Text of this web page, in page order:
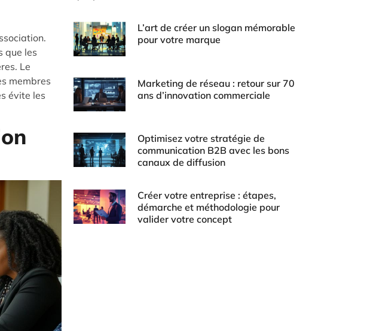
que les
Le
membres
évite les
L’art de créer un slogan mémorable
pour votre marque
Marketing de réseau : retour sur 70
ans d’innovation commerciale
Optimisez votre stratégie de
communication B2B avec les bons
canaux de diffusion
Créer votre entreprise : étapes,
démarche et méthodologie pour
valider votre concept